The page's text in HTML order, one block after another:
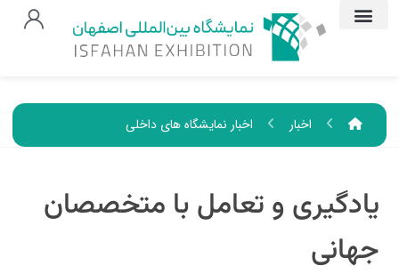
اخبار اخبار نمایشگاه های داخلی
یادگیری و تعامل با متخصصان
جهانی